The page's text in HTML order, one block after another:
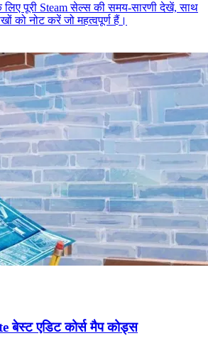
पूरी Steam सेल्स की समय-सारणी देखें, साथ
को नोट करें जो महत्वपूर्ण हैं।
बेस्ट एडिट कोर्स मैप कोड्स